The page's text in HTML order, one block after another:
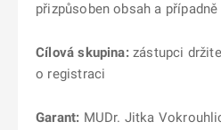
přizpůsoben obsah a
Cílová skupina:zástupci
o registraci
Garant: MUDr. Jitka